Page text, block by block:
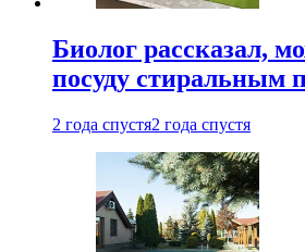
Биолог рассказал,
посуду стиральным
2 года спустя2 года спустя